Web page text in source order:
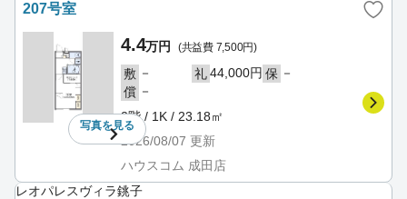
207号室
写真を見る
4.4万円 (共益費 7,500円)
敷 － 礼44,000円 保 －
償 －
2階 / 1K / 23.18㎡
2026/08/07 更新
ハウスコム 成田店
レオパレスヴィラ銚子